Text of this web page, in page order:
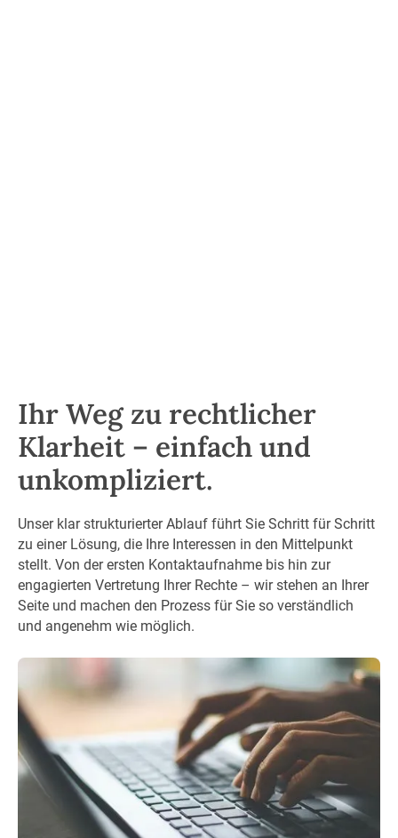
Ihr Weg zu rechtlicher
Klarheit – einfach und
unkompliziert.
Unser klar strukturierter Ablauf führt Sie Schritt für Schritt
zu einer Lösung, die Ihre Interessen in den Mittelpunkt
stellt. Von der ersten Kontaktaufnahme bis hin zur
engagierten Vertretung Ihrer Rechte – wir stehen an Ihrer
Seite und machen den Prozess für Sie so verständlich
und angenehm wie möglich.